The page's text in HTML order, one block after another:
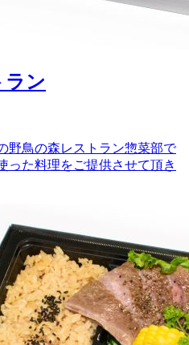
ラン
野鳥の森レストラン惣菜部で
った料理をご提供させて頂き